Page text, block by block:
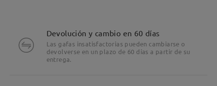
Devolución y cambio en 60 días
Las gafas insatisfactorias pueden cambiarse o
devolverse en un plazo de 60 días a partir de su
entrega.